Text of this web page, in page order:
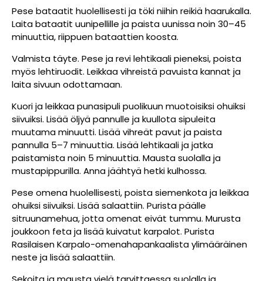
Pese bataatit huolellisesti ja töki niihin reikiä haarukalla.
Laita bataatit uunipellille ja paista uunissa noin 30–45
minuuttia, riippuen bataattien koosta.
Valmista täyte. Pese ja revi lehtikaali pieneksi, poista
myös lehtiruodit. Leikkaa vihreistä pavuista kannat ja
laita sivuun odottamaan.
Kuori ja leikkaa punasipuli puolikuun muotoisiksi ohuiksi
siivuiksi. Lisää öljyä pannulle ja kuullota sipuleita
muutama minuutti. Lisää vihreät pavut ja paista
pannulla 5–7 minuuttia. Lisää lehtikaali ja jatka
paistamista noin 5 minuuttia. Mausta suolalla ja
mustapippurilla. Anna jäähtyä hetki kulhossa.
Pese omena huolellisesti, poista siemenkota ja leikkaa
ohuiksi siivuiksi. Lisää salaattiin. Purista päälle
sitruunamehua, jotta omenat eivät tummu. Murusta
joukkoon feta ja lisää kuivatut karpalot. Purista
Rasilaisen Karpalo-omenahapankaalista ylimääräinen
neste ja lisää salaattiin.